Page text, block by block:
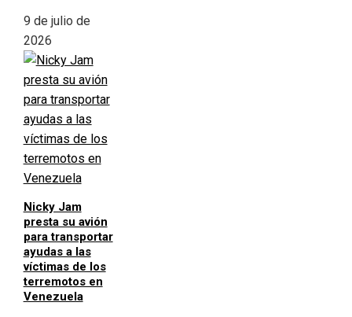
9 de julio de
2026
Nicky Jam
presta su avión
para transportar
ayudas a las
víctimas de los
terremotos en
Venezuela